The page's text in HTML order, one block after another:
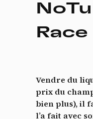
Vendre du
prix du
bien plus), il
l’a fait avec